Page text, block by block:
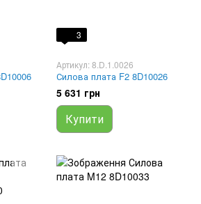
3
Артикул: 8.D.1.0026
Силова плата F2 8D10026
5 631 грн
Купити